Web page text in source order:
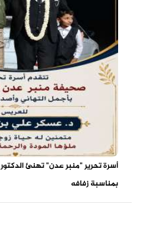
أسرة تحرير "منبر عدن" تهنئ
بمناسبة زفافه